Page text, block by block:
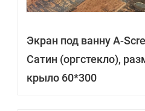
Экран под ванну A-
Сатин (оргстекло),
крыло 60*300